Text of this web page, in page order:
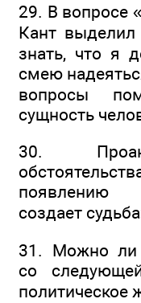
29. В вопросе
Кант
знать, что я
смею
вопросы
сущность
30.
появлению
создает
31. Можно ли
со
политическое